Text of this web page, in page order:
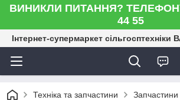
ВИНИКЛИ ПИТАННЯ?
44 55
Інтернет-супермаркет сільгосптехніки
Техніка та запчастини Запчастини